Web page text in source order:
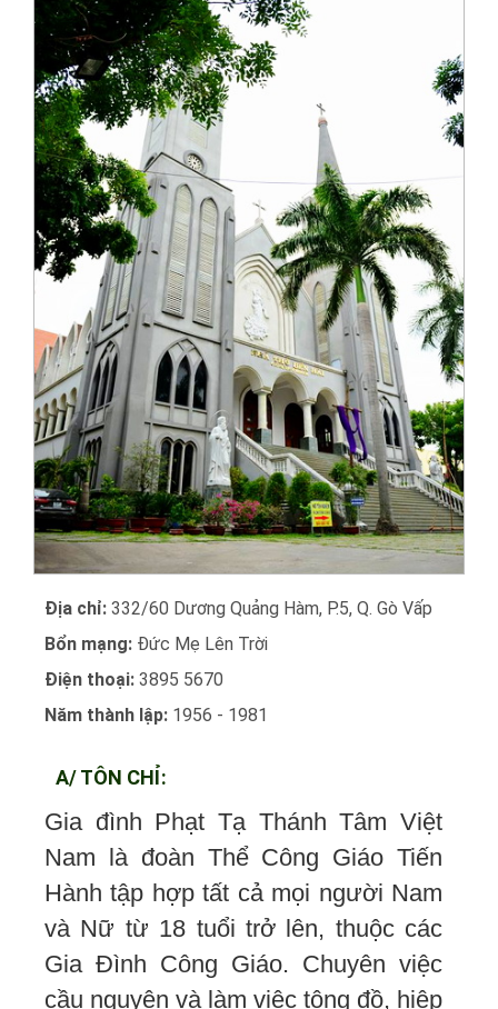
Địa chỉ: 332/60 Dương Quảng Hàm, P.5, Q. Gò Vấp
Bổn mạng: Đức Mẹ Lên Trời
Điện thoại: 3895 5670
Năm thành lập: 1956 - 1981
A/ TÔN CHỈ:
Gia đình Phạt Tạ Thánh Tâm Việt
Nam là đoàn Thể Công Giáo Tiến
Hành tập hợp tất cả mọi người Nam
và Nữ từ 18 tuổi trở lên, thuộc các
Gia Đình Công Giáo. Chuyên việc
cầu nguyện và làm việc tông đồ, hiệp